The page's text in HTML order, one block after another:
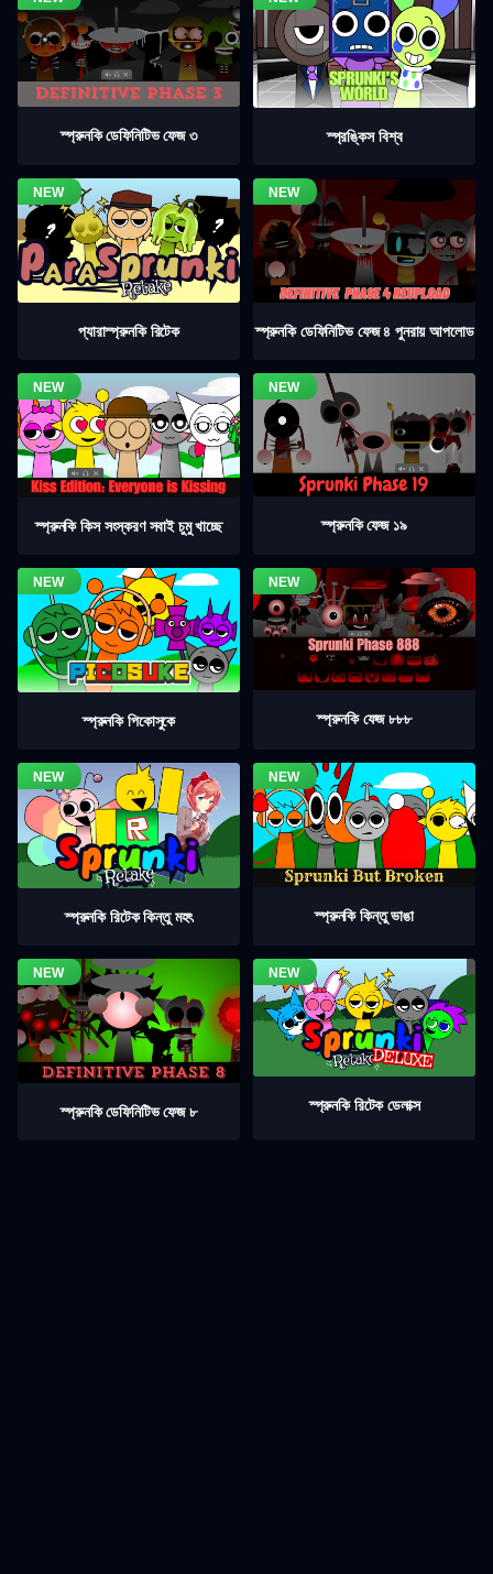
স্প্রুনকি ডেফিনিটিভ ফেজ ৩ স্প্রঙ্কিস বিশ্ব
প্যারাস্প্রুনকি রিটেক স্প্রুনকি ডেফিনিটিভ ফেজ ৪ পুনরায় আপলোড
স্প্রুনকি কিস সংস্করণ সবাই চুমু খাচ্ছে স্প্রুনকি ফেজ ১৯
স্প্রুনকি পিকোসুকে স্প্রুনকি ফেজ ৮৮৮
স্প্রুনকি রিটেক কিন্তু মহৎ স্প্রুনকি কিন্তু ভাঙা
স্প্রুনকি ডেফিনিটিভ ফেজ ৮ স্প্রুনকি রিটেক ডেলাক্স